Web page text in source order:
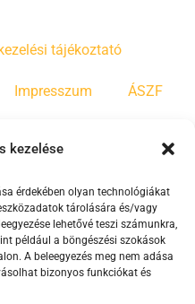
kezelése
érdekében olyan technológiákat
tárolására és/vagy
lehetővé teszi számunkra,
például a böngészési szokások
A beleegyezés meg nem adása
bizonyos funkciókat és
tájékoztató
Impresszum ÁSZF